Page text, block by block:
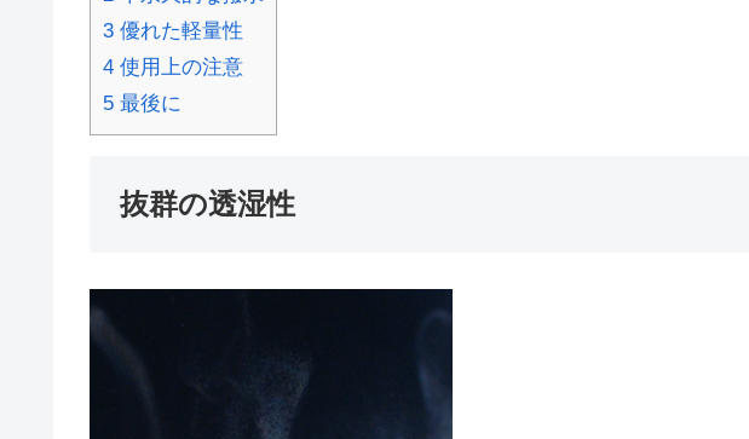
3 優れた軽量性
4 使用上の注意
5 最後に
抜群の透湿性